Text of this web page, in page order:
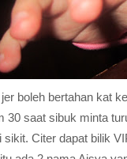
boleh bertahan kat
30 saat sibuk minta
Citer dapat bilik